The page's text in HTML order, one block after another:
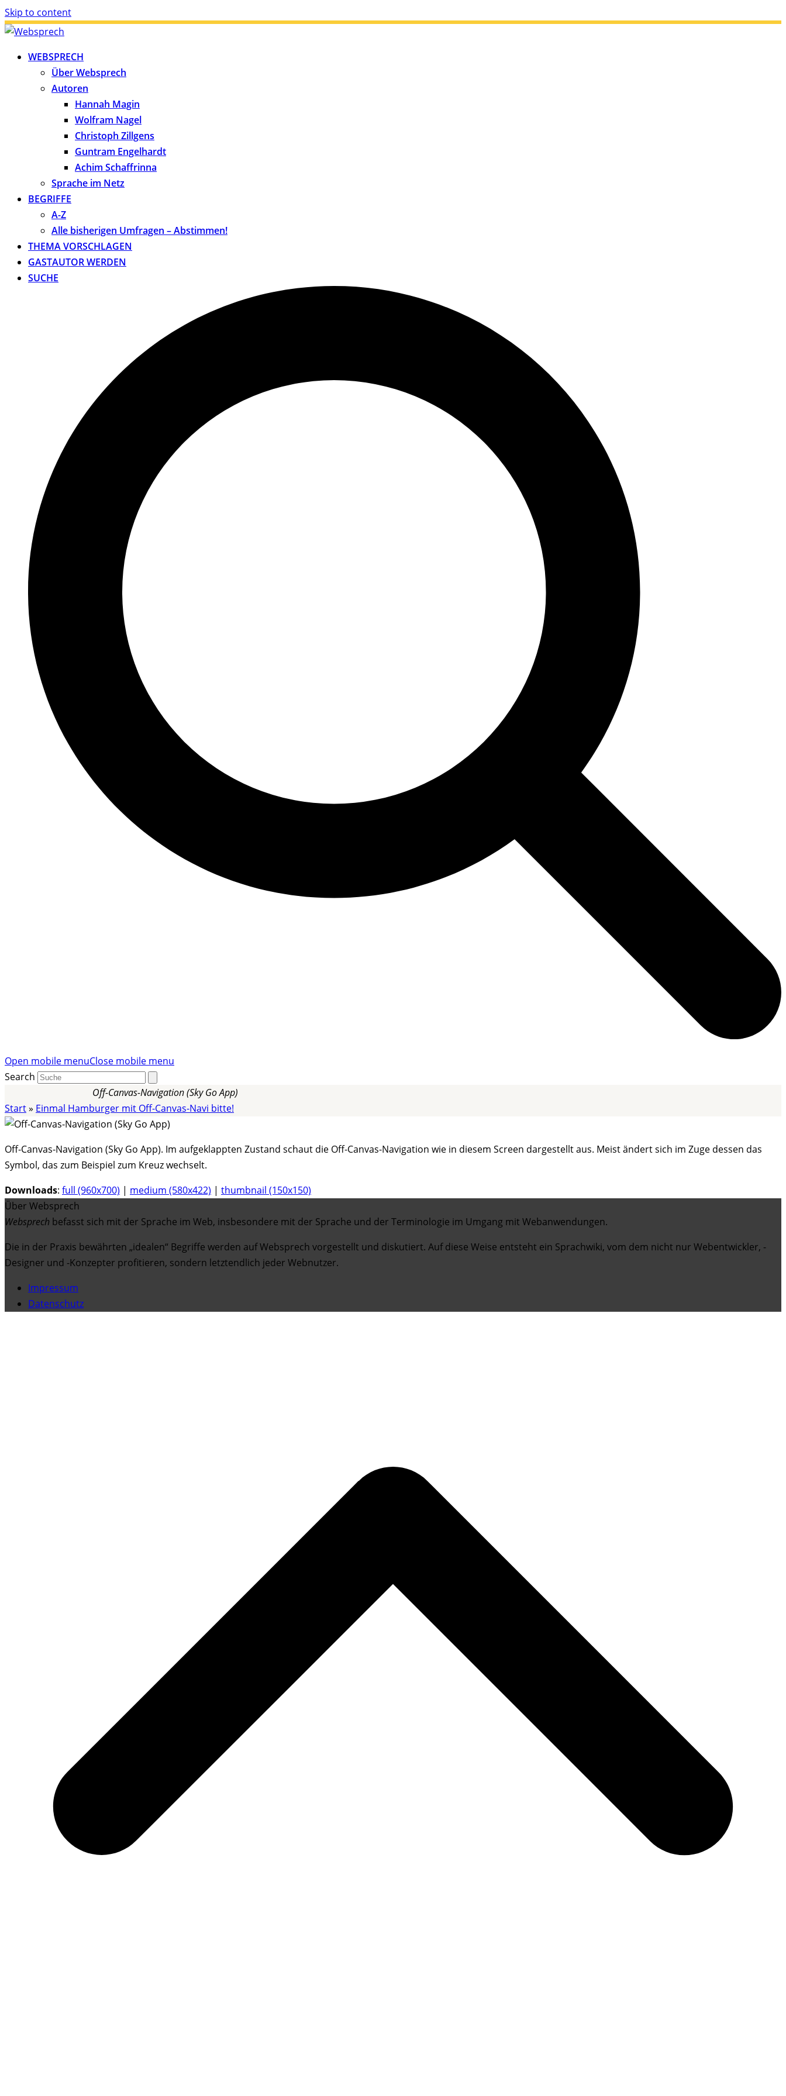
Skip to content
WEBSPRECH
Über Websprech
Autoren
Hannah Magin
Wolfram Nagel
Christoph Zillgens
Guntram Engelhardt
Achim Schaffrinna
Sprache im Netz
BEGRIFFE
A-Z
Alle bisherigen Umfragen – Abstimmen!
THEMA VORSCHLAGEN
GASTAUTOR WERDEN
SUCHE
Open mobile menuClose mobile menu
Search
Off-Canvas-Navigation (Sky Go App)
Start» Einmal Hamburger mit Off-Canvas-Navi bitte!
Off-Canvas-Navigation (Sky Go App). Im aufgeklappten Zustand schaut die Off-Canvas-Navigation wie in diesem Screen dargestellt aus. Meist ändert sich im Zuge dessen das
Symbol, das zum Beispiel zum Kreuz wechselt.
Downloads: full (960x700) | medium (580x422) | thumbnail (150x150)
Über Websprech
Websprech befasst sich mit der Sprache im Web, insbesondere mit der Sprache und der Terminologie im Umgang mit Webanwendungen.
Die in der Praxis bewährten „idealen“ Begriffe werden auf Websprech vorgestellt und diskutiert. Auf diese Weise entsteht ein Sprachwiki, vom dem nicht nur Webentwickler, -
Designer und -Konzepter profitieren, sondern letztendlich jeder Webnutzer.
Impressum
Datenschutz